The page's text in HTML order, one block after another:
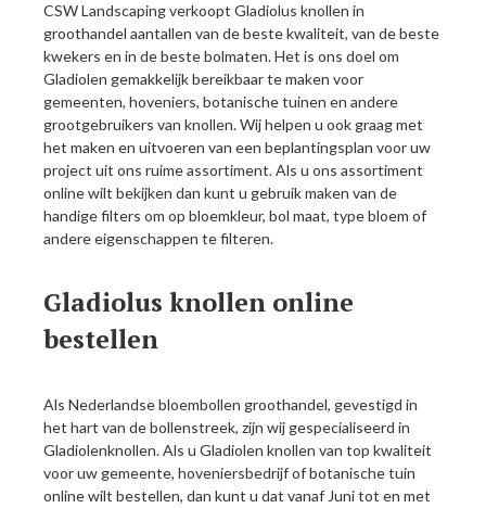
CSW Landscaping verkoopt Gladiolus knollen in
groothandel aantallen van de beste kwaliteit, van de beste
kwekers en in de beste bolmaten. Het is ons doel om
Gladiolen gemakkelijk bereikbaar te maken voor
gemeenten, hoveniers, botanische tuinen en andere
grootgebruikers van knollen. Wij helpen u ook graag met
het maken en uitvoeren van een beplantingsplan voor uw
project uit ons ruime assortiment. Als u ons assortiment
online wilt bekijken dan kunt u gebruik maken van de
handige filters om op bloemkleur, bol maat, type bloem of
andere eigenschappen te filteren.
Gladiolus knollen online
bestellen
Als Nederlandse bloembollen groothandel, gevestigd in
het hart van de bollenstreek, zijn wij gespecialiseerd in
Gladiolenknollen. Als u Gladiolen knollen van top kwaliteit
voor uw gemeente, hoveniersbedrijf of botanische tuin
online wilt bestellen, dan kunt u dat vanaf Juni tot en met